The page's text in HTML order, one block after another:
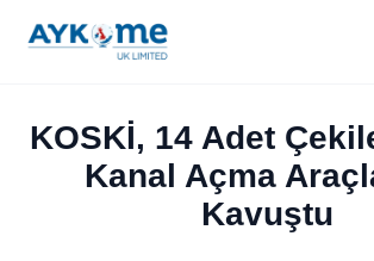
KOSKİ, 14 Adet
Kanal Açma
Kavuştu